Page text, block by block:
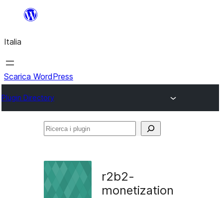
contenuto
Italia
Scarica WordPress
Plugin Directory
Ricerca
r2b2-
monetization